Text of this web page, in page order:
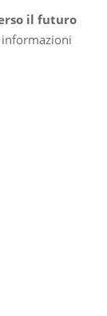
il futuro